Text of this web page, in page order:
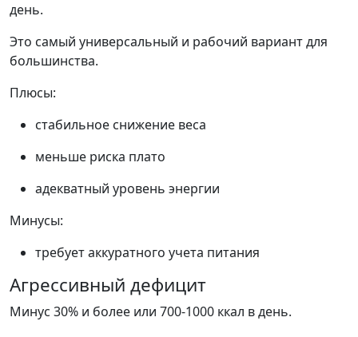
день.
Это самый универсальный и рабочий вариант для
большинства.
Плюсы:
стабильное снижение веса
меньше риска плато
адекватный уровень энергии
Минусы:
требует аккуратного учета питания
Агрессивный дефицит
Минус 30% и более или 700-1000 ккал в день.